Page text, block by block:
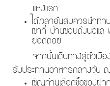
แห่งแรก
ได้เวลาอันสมควรนำท่า
เขาที่ บ้านขอบด้งนอแ
ยอดดอย
จากนั้นเดินทางสู่ตัวเมืองเ
รับประทานอาหารกลางวัน
เชิญท่านเลือกซื้อของฝ